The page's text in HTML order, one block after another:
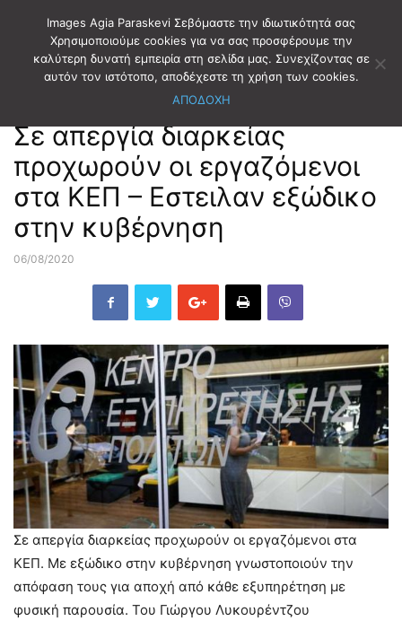
Αρχική ΑΥΤΟΔΙΟΙΚΗΣΗ
Σε απεργία διαρκείας
προχωρούν οι εργαζόμενοι
στα ΚΕΠ – Εστειλαν εξώδικο
στην κυβέρνηση
06/08/2020
Σε απεργία διαρκείας προχωρούν οι εργαζόμενοι στα
ΚΕΠ. Με εξώδικο στην κυβέρνηση γνωστοποιούν την
απόφαση τους για αποχή από κάθε εξυπηρέτηση με
φυσική παρουσία. Του Γιώργου Λυκουρέντζου
Images Agia Paraskevi Σεβόμαστε την ιδιωτικότητά σας
Χρησιμοποιούμε cookies για να σας προσφέρουμε την
καλύτερη δυνατή εμπειρία στη σελίδα μας. Συνεχίζοντας σε
αυτόν τον ιστότοπο, αποδέχεστε τη χρήση των cookies.
ΑΠΟΔΟΧΗ